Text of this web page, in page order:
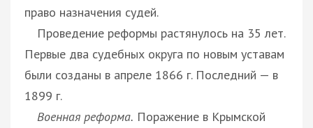
право назначения судей.
Проведение реформы растянулось на 35 лет.
Первые два судебных округа по новым уставам
были созданы в апреле 1866 г. Последний — в
1899 г.
Военная реформа. Поражение в Крымской